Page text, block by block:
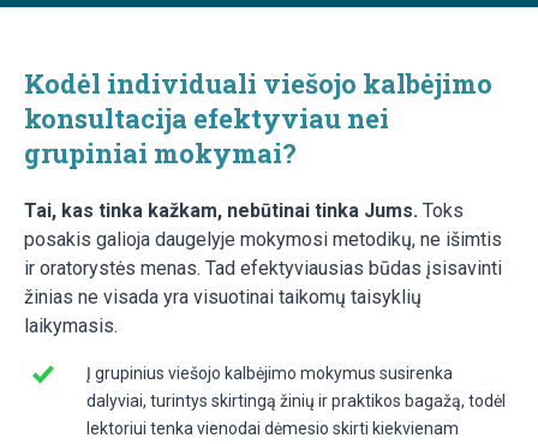
Kodėl individuali viešojo kalbėjimo
konsultacija efektyviau nei
grupiniai mokymai?
Tai, kas tinka kažkam, nebūtinai tinka Jums. Toks
posakis galioja daugelyje mokymosi metodikų, ne išimtis
ir oratorystės menas. Tad efektyviausias būdas įsisavinti
žinias ne visada yra visuotinai taikomų taisyklių
laikymasis.
Į grupinius viešojo kalbėjimo mokymus susirenka
dalyviai, turintys skirtingą žinių ir praktikos bagažą, todėl
lektoriui tenka vienodai dėmesio skirti kiekvienam